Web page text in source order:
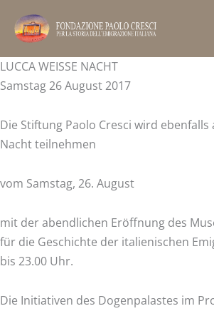
Inhalt
springen
LUCCA WEISSE NACHT
Samstag 26 August 2017
Die Stiftung Paolo Cresci wird ebenfalls
Nacht teilnehmen
vom Samstag, 26. August
mit der abendlichen Eröffnung des
für die Geschichte der italienischen
bis 23.00 Uhr.
Die Initiativen des Dogenpalastes im